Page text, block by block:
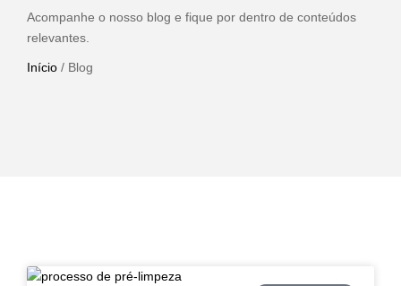
Acompanhe o nosso blog e fique por dentro de conteúdos
relevantes.
Início / Blog